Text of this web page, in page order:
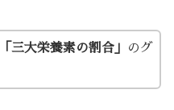
「三大栄養素の割合」
のグ